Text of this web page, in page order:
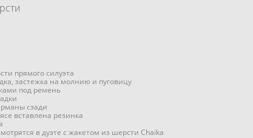
прямого силуэта
застежка на молнию и пуговицу
под ремень
сзади
вставлена резинка
в дуэте с жакетом из шерсти Chaika